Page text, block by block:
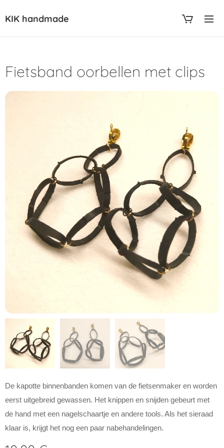
KIK handmade
Fietsband oorbellen met clips
De kapotte binnenbanden komen van de fietsenmaker en worden
eerst uitgebreid gewassen. Het knippen en snijden gebeurt met
de hand met een nagelschaartje en andere tools. Als het sieraad
klaar is, krijgt het nog een paar nabehandelingen.